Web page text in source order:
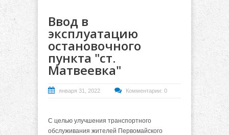
Ввод в
эксплуатацию
остановочного
пункта "ст.
Матвеевка"
января 31, 2022 Комментарии: 0
С целью улучшения транспортного
обслуживания жителей Первомайского